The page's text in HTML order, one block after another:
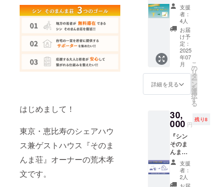
はじめまして！
東京・恵比寿のシェアハウ
ス兼ゲストハウス『そのま
んま荘』オーナーの荒木孝
文です。
苦渋の決断
で『そのま
んま荘』を
閉鎖せざる
得ませんで
した。
その後、多
くのことを
若者たちの
挑戦をサ
ポートする
覚悟を決め
「シン その
まんま荘」
を2025年
生限定
の応援
プラン
です！
あなた
からい
ただい
たご支
援は、
・U25
の若者
時間滞
在でき
る《シ
ン その
まんま
荘》 ・
若者と
全国の
大人の
ため
に。 あ
なたが
提供す
る場所
が、彼
らの次
の一歩
を後押
しする
かもし
ン内容
・サ
ター限
定コ
ミュニ
ティ（5
月ご招
待予
定） ・
さんの
おかげ
で追加
募
集！】
地方の
若者サ
ポー
ター
「東京
に行き
たい。
場所が
な
い。」
インバ
ウンド
の影響
で、東
京の宿
泊費は
年々高
支援
者：
4人
お届
け予
定：
2025
年07
月
詳細を見る
こ
の
リ
タ
ー
ン
を
選
択
す
る
30,
000 円
残り8
『シン
そのま
んま
荘』に
は、若
者たち
が安心
支援
者：
2人